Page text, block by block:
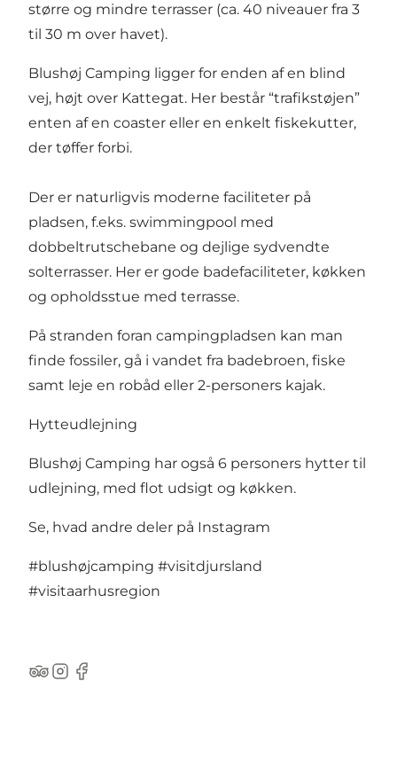
større og mindre terrasser (ca. 40 niveauer fra 3
til 30 m over havet).
Blushøj Camping ligger for enden af en blind
vej, højt over Kattegat. Her består “trafikstøjen”
enten af en coaster eller en enkelt fiskekutter,
der tøffer forbi.
Der er naturligvis moderne faciliteter på
pladsen, f.eks. swimmingpool med
dobbeltrutschebane og dejlige sydvendte
solterrasser. Her er gode badefaciliteter, køkken
og opholdsstue med terrasse.
På stranden foran campingpladsen kan man
finde fossiler, gå i vandet fra badebroen, fiske
samt leje en robåd eller 2-personers kajak.
Hytteudlejning
Blushøj Camping har også 6 personers hytter til
udlejning, med flot udsigt og køkken.
Se, hvad andre deler på Instagram
#blushøjcamping #visitdjursland
#visitaarhusregion
TripAdvisor
Instagram
Facebook